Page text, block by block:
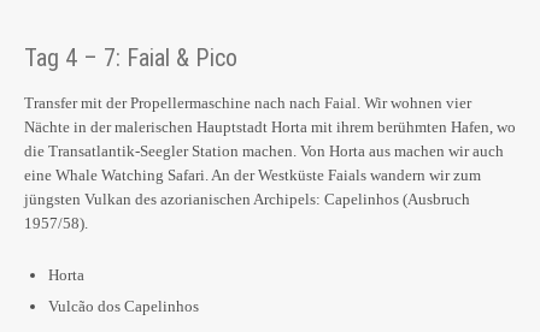
Tag 4 – 7: Faial & Pico
Transfer mit der Propellermaschine nach nach Faial. Wir wohnen vier
Nächte in der malerischen Hauptstadt Horta mit ihrem berühmten Hafen, wo
die Transatlantik-Seegler Station machen. Von Horta aus machen wir auch
eine Whale Watching Safari. An der Westküste Faials wandern wir zum
jüngsten Vulkan des azorianischen Archipels: Capelinhos (Ausbruch
1957/58).
Horta
Vulcão dos Capelinhos